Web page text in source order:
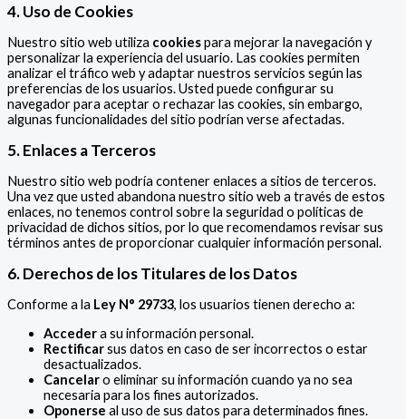
4. Uso de Cookies
Nuestro sitio web utiliza cookiespara mejorar la navegación y
personalizar la experiencia del usuario. Las cookies permiten
analizar el tráfico web y adaptar nuestros servicios según las
preferencias de los usuarios. Usted puede configurar su
navegador para aceptar o rechazar las cookies, sin embargo,
algunas funcionalidades del sitio podrían verse afectadas.
5. Enlaces a Terceros
Nuestro sitio web podría contener enlaces a sitios de terceros.
Una vez que usted abandona nuestro sitio web a través de estos
enlaces, no tenemos control sobre la seguridad o políticas de
privacidad de dichos sitios, por lo que recomendamos revisar sus
términos antes de proporcionar cualquier información personal.
6. Derechos de los Titulares de los Datos
Conforme a la Ley N° 29733, los usuarios tienen derecho a:
Accedera su información personal.
Rectificarsus datos en caso de ser incorrectos o estar
desactualizados.
Cancelaro eliminar su información cuando ya no sea
necesaria para los fines autorizados.
Oponerse al uso de sus datos para determinados fines.